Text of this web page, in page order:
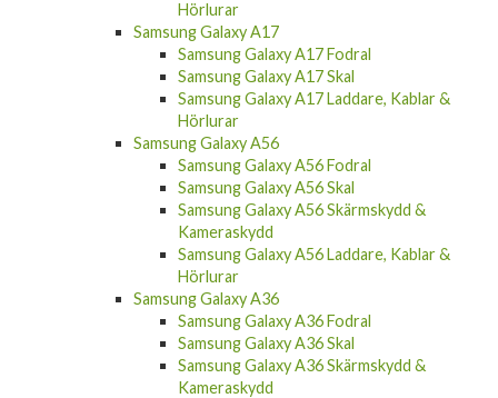
Hörlurar
Samsung Galaxy A17
Samsung Galaxy A17 Fodral
Samsung Galaxy A17 Skal
Samsung Galaxy A17 Laddare, Kablar &
Hörlurar
Samsung Galaxy A56
Samsung Galaxy A56 Fodral
Samsung Galaxy A56 Skal
Samsung Galaxy A56 Skärmskydd &
Kameraskydd
Samsung Galaxy A56 Laddare, Kablar &
Hörlurar
Samsung Galaxy A36
Samsung Galaxy A36 Fodral
Samsung Galaxy A36 Skal
Samsung Galaxy A36 Skärmskydd &
Kameraskydd